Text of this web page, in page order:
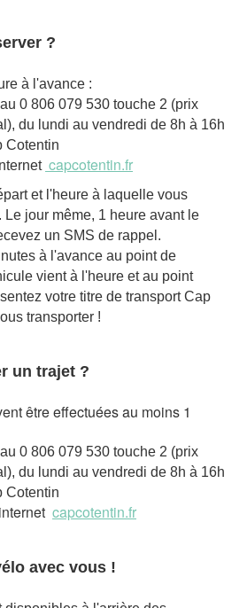
?
à l'avance :
0 806 079 530 touche 2 (prix
du lundi au vendredi de 8h à 16h
Cotentin
capcotentin.fr
et l'heure à laquelle vous
Le jour même, 1 heure avant le
un SMS de rappel.
à l'avance au point de
vient à l'heure et au point
votre titre de transport Cap
transporter !
un trajet ?
être effectuées au moins 1
0 806 079 530 touche 2 (prix
du lundi au vendredi de 8h à 16h
Cotentin
internet capcotentin.fr
avec vous !